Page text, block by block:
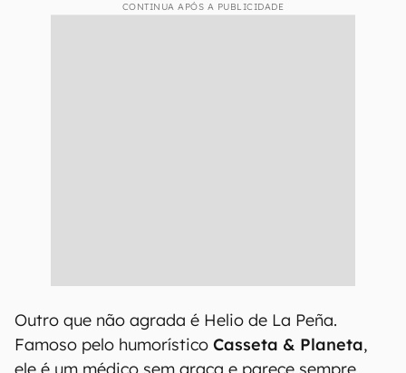
CONTINUA APÓS A PUBLICIDADE
Outro que não agrada é Helio de La Peña.
Famoso pelo humorístico Casseta & Planeta,